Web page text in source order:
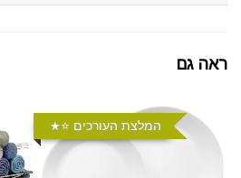
ראה גם
המלצת העורכים ⭐️